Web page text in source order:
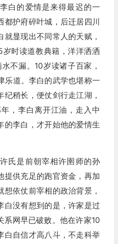
白的爱情是来得最迟的一
都护府碎叶城，后迁居四川
显现出不同常人的天赋，
时读道教典籍，洋洋洒洒
不漏。10岁读诸子百家，
乐道。李白的武学也堪称一
稍长，便仗剑行走江湖，
，李白离开江油，走入中
的李白，才开始他的爱情生
氏是前朝宰相许圉师的孙
提供充足的跑官资金，再加
想依仗前宰相的政治背景，
白没有想到的是，许家是过
系网早已破败。他在许家10
白自信才高八斗，不走科举